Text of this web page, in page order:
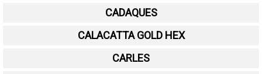
CADAQUES
CALACATTA GOLD HEX
CARLES